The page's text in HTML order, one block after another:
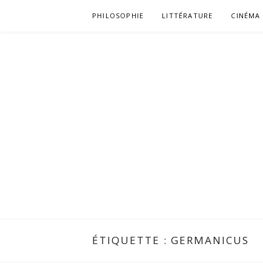
PHILOSOPHIE LITTÉRATURE CINÉMA
ÉTIQUETTE : GERMANICUS